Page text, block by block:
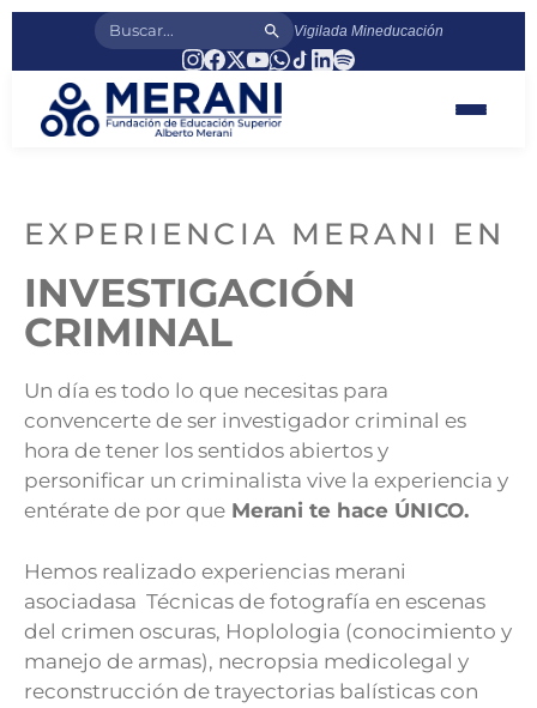
Vigilada Mineducación
EXPERIENCIA MERANI EN
INVESTIGACIÓN
CRIMINAL
Un día es todo lo que necesitas para
convencerte de ser investigador criminal es
hora de tener los sentidos abiertos y
personificar un criminalista vive la experiencia y
entérate de por que Merani te hace ÚNICO.
Hemos realizado experiencias merani
asociadasa Técnicas de fotografía en escenas
del crimen oscuras, Hoplologia (conocimiento y
manejo de armas), necropsia medicolegal y
reconstrucción de trayectorias balísticas con